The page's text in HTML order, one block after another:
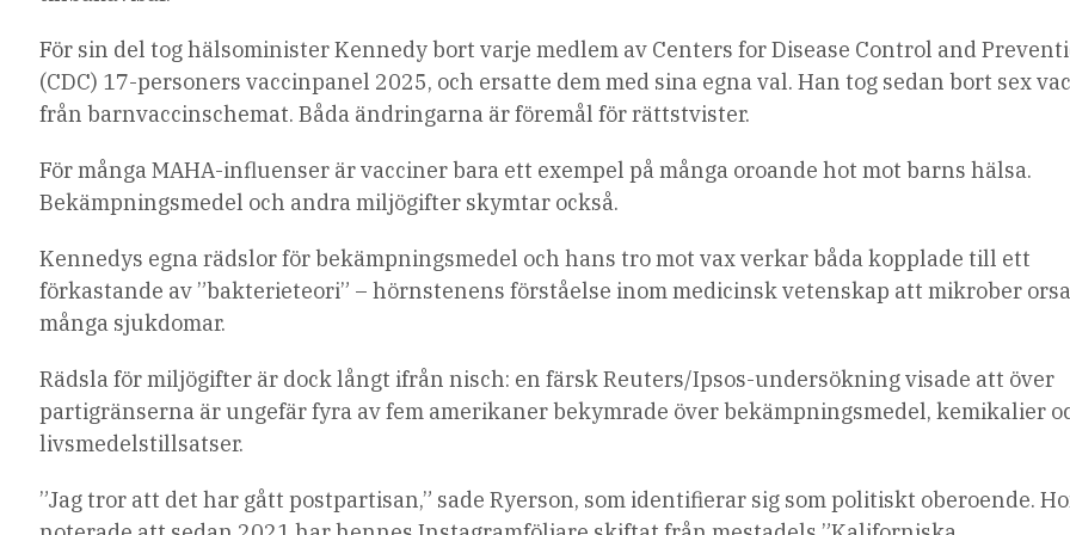
För sin del tog hälsominister Kennedy bort varje medlem av Centers for Disease Control and
(CDC) 17-personers vaccinpanel 2025, och ersatte dem med sina egna val. Han tog sedan bort sex
från barnvaccinschemat. Båda ändringarna är föremål för rättstvister.
För många MAHA-influenser är vacciner bara ett exempel på många oroande hot mot barns hälsa.
Bekämpningsmedel och andra miljögifter skymtar också.
Kennedys egna rädslor för bekämpningsmedel och hans tro mot vax verkar båda kopplade till ett
förkastande av ”bakterieteori” – hörnstenens förståelse inom medicinsk vetenskap att mikrober
många sjukdomar.
Rädsla för miljögifter är dock långt ifrån nisch: en färsk Reuters/Ipsos-undersökning visade att över
partigränserna är ungefär fyra av fem amerikaner bekymrade över bekämpningsmedel, kemikalier
livsmedelstillsatser.
”Jag tror att det har gått postpartisan,” sade Ryerson, som identifierar sig som politiskt oberoende.